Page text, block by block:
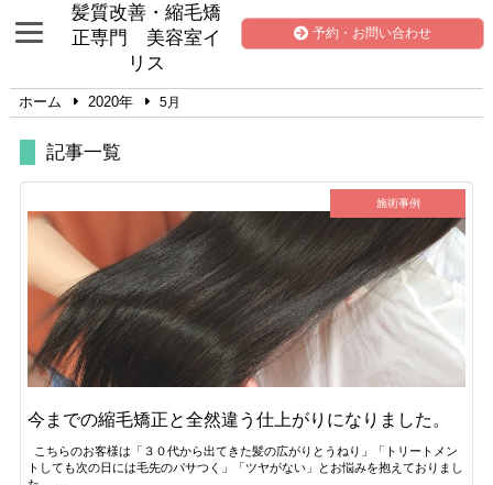
髪質改善・縮毛矯
正専門 美容室イ
リス
予約・お問い合わせ
ホーム 2020年 5月
記事一覧
施術事例
今までの縮毛矯正と全然違う仕上がりになりました。
こちらのお客様は「３０代から出てきた髪の広がりとうねり」「トリートメン
トしても次の日には毛先のパサつく」「ツヤがない」とお悩みを抱えておりまし